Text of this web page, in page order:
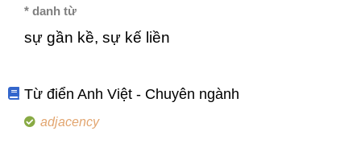
* danh từ
sự gần kề, sự kế liền
Từ điển Anh Việt - Chuyên ngành
adjacency